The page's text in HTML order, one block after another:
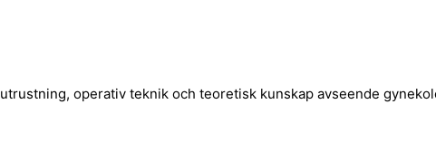
operativ teknik och teoretisk kunskap avseende